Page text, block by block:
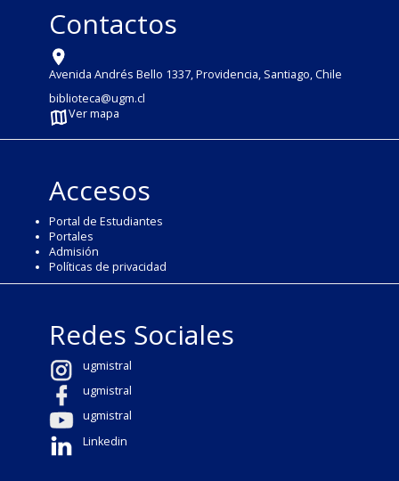
Contactos
Avenida Andrés Bello 1337, Providencia, Santiago, Chile
biblioteca@ugm.cl
Ver mapa
Accesos
Portal de Estudiantes
Portales
Admisión
Políticas de privacidad
Redes Sociales
ugmistral
ugmistral
ugmistral
Linkedin